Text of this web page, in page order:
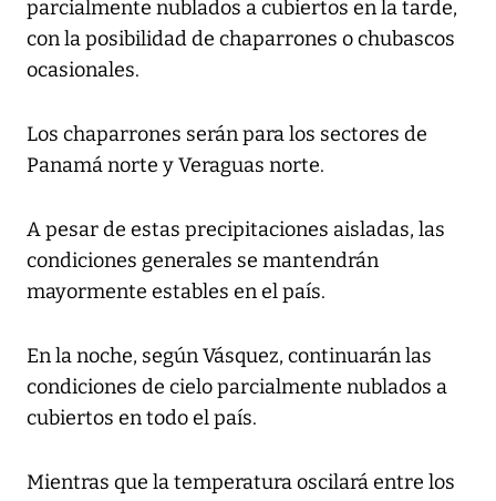
parcialmente nublados a cubiertos en la tarde,
con la posibilidad de chaparrones o chubascos
ocasionales.
Los chaparrones serán para los sectores de
Panamá norte y Veraguas norte.
A pesar de estas precipitaciones aisladas, las
condiciones generales se mantendrán
mayormente estables en el país.
En la noche, según Vásquez, continuarán las
condiciones de cielo parcialmente nublados a
cubiertos en todo el país.
Mientras que la temperatura oscilará entre los